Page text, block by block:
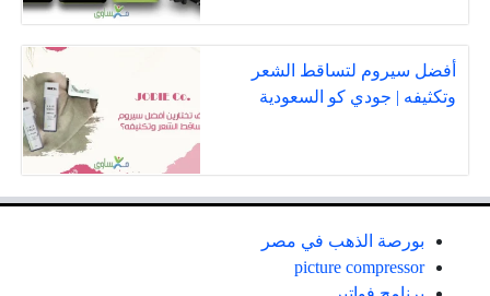
أفضل سيروم لتساقط الشعر
وتكثيفه | جودي كو السعودية
بورصة الذهب في مصر
picture compressor